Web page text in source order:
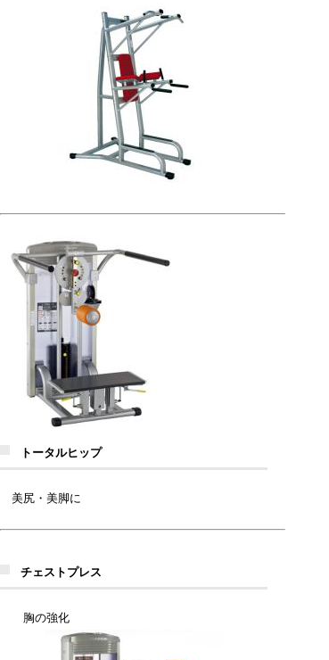
トータルヒップ
美尻・美脚に
チェストプレス
胸の強化